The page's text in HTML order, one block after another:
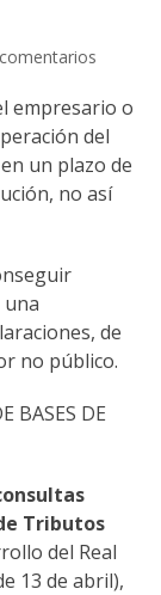
empresario o
del
un plazo de
no así
de
no público.
BASES DE
Tributos
del Real
13 de abril),